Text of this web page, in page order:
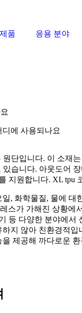
제품 응용 분야
에 사용되나요
단입니다. 이 소
습니다. 아웃도어
지원합니다. XL
, 화학물질, 물에
스가 가해진 상황에
등 다양한 분야에서
지 않아 친환경적입
제공해 까다로운